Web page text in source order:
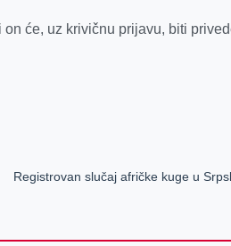
će, uz krivičnu prijavu, biti
Registrovan slučaj afričke kuge u